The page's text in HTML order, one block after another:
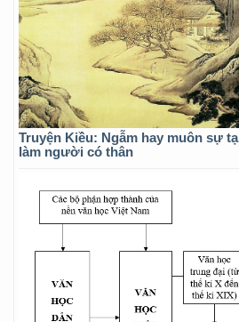
Truyện Kiều: Ngẫm hay muôn sự
làm người có thân